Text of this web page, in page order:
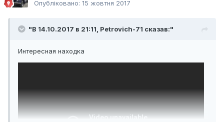
Опубліковано: 15 жовтня 2017
"В 14.10.2017 в 21:11, Petrovich-71 сказав:"
Интересная находка